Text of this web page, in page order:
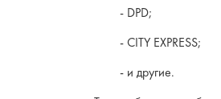
- DPD;
- CITY EXPRESS;
- и другие.